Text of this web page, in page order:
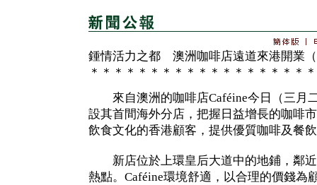
鍾情活力之都 澳洲咖啡店遠道來港開業
＊＊＊＊＊＊＊＊＊＊＊＊＊＊＊＊＊＊
來自澳洲的咖啡店Caféine今日（三月
設其首間海外分店，把握日益增長的咖啡
飲食文化的香港顧客，提供優質咖啡及餐
新店位於上環皇后大道中的地鋪，鄰近
熱點。Caféine環境舒適，以合理的價錢為